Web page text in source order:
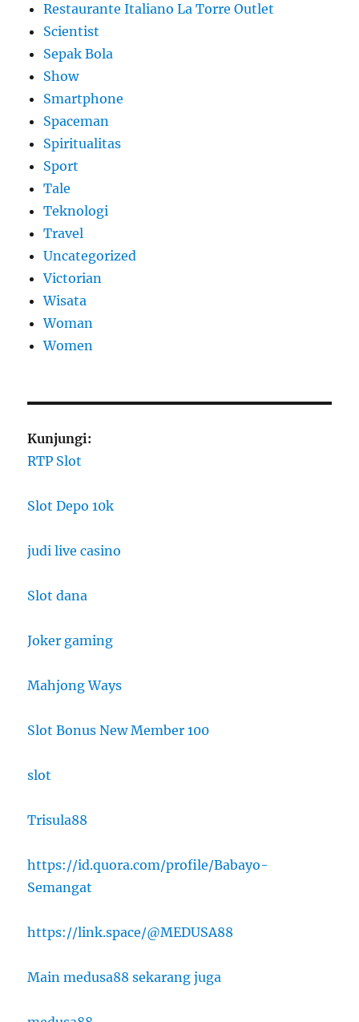
Restaurante Italiano La Torre Outlet
Scientist
Sepak Bola
Show
Smartphone
Spaceman
Spiritualitas
Sport
Tale
Teknologi
Travel
Uncategorized
Victorian
Wisata
Woman
Women
Kunjungi:
RTP Slot
Slot Depo 10k
judi live casino
Slot dana
Joker gaming
Mahjong Ways
Slot Bonus New Member 100
slot
Trisula88
https://id.quora.com/profile/Babayo-
Semangat
https://link.space/@MEDUSA88
Main medusa88 sekarang juga